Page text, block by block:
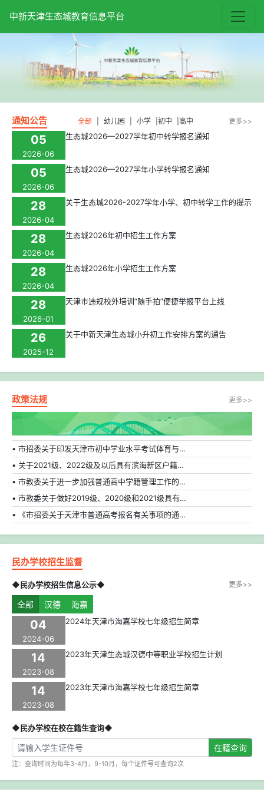
中新天津生态城教育信息平台
通知公告 全部 幼儿园 小学 初中 高中 更多>>
05
2026-06
生态城2026—2027学年初中转学报名通知
05
2026-06
生态城2026—2027学年小学转学报名通知
28
2026-04
关于生态城2026-2027学年小学、初中转学工作的提示
28
2026-04
生态城2026年初中招生工作方案
28
2026-04
生态城2026年小学招生工作方案
28
2026-01
天津市违规校外培训“随手拍”便捷举报平台上线
26
2025-12
关于中新天津生态城小升初工作安排方案的通告
政策法规 更多>>
• 市招委关于印发天津市初中学业水平考试体育与健康科目补充方案的通知
• 关于2021级、2022级及以后具有滨海新区户籍在外省市普通高中就读学生转学的相关规定
• 市教委关于进一步加强普通高中学籍管理工作的通知
• 市教委关于做好2019级、2020级和2021级具有天津市户籍在外省市普通高中就读学生转学工作的通知
• 《市招委关于天津市普通高考报名有关事项的通知》的解读
民办学校招生监督
◆民办学校招生信息公示◆ 更多>>
全部 汉德 海嘉
04
2024-06
2024年天津市海嘉学校七年级招生简章
14
2023-08
2023年天津生态城汉德中等职业学校招生计划
14
2023-08
2023年天津市海嘉学校七年级招生简章
◆民办学校在校在籍生查询◆
在籍查询
注：查询时间为每年3-4月，9-10月，每个证件号可查询2次